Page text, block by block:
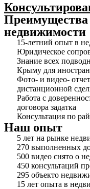
Преимущества
недвижимости
15-летний опыт в
Юридическое
Знание всех
Крыму для
Фото- и видео-
дистанционной
Работа с
договора задатка
Консультация по
Наш опыт
5 лет на рынке
270 выполненных
500 видео снято о
450 консультаций
295 объекто
15 лет опыта в